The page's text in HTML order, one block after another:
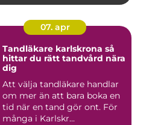
07. apr
Tandläkare karlskrona så
hittar du rätt tandvård nära
dig
Att välja tandläkare handlar
om mer än att bara boka en
tid när en tand gör ont. För
många i Karlskr...